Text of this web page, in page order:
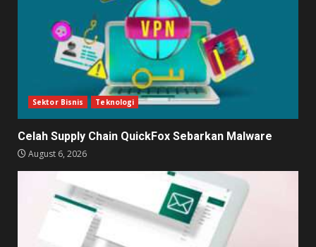
Sektor Bisnis Teknologi
Celah Supply Chain QuickFox Sebarkan Malware
August 6, 2026